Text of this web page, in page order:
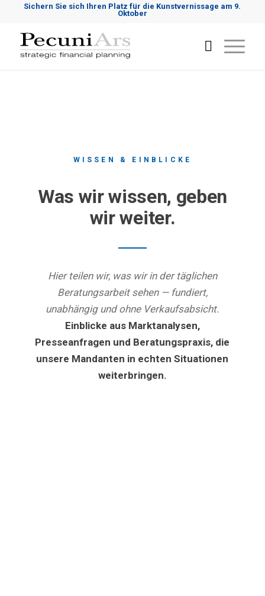
Sichern Sie sich Ihren Platz für die Kunstvernissage am 9.
Oktober
WISSEN & EINBLICKE
Was wir wissen, geben
wir weiter.
Hier teilen wir, was wir in der täglichen
Beratungsarbeit sehen — fundiert,
unabhängig und ohne Verkaufsabsicht.
Einblicke aus Marktanalysen,
Presseanfragen und Beratungspraxis, die
unsere Mandanten in echten Situationen
weiterbringen.